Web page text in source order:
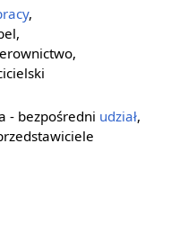
,
- bezpośredni udział,